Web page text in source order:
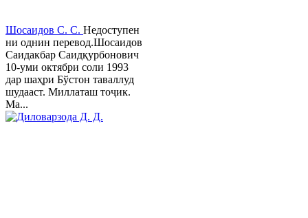
Шосаидов С. С. Недоступен
ни однин перевод.Шосаидов
Саидакбар Саидқурбонович
10-уми октябри соли 1993
дар шаҳри Бўстон таваллуд
шудааст. Миллаташ тоҷик.
Ма...